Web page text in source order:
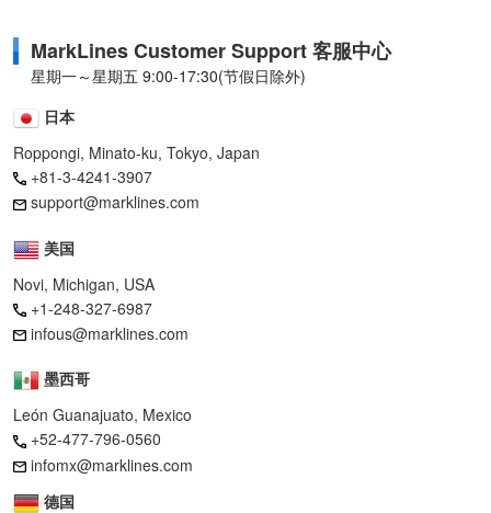
MarkLines Customer Support 客服中心
星期一～星期五 9:00-17:30(节假日除外)
日本
Roppongi, Minato-ku, Tokyo, Japan
+81-3-4241-3907
support@marklines.com
美国
Novi, Michigan, USA
+1-248-327-6987
infous@marklines.com
墨西哥
León Guanajuato, Mexico
+52-477-796-0560
infomx@marklines.com
德国